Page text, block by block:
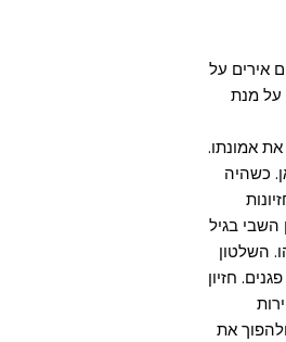
16, פשטו שודדים אירים על
על מנת
אמונתו.
כשהיה
השבי בגיל
השלטון
חזיון
את